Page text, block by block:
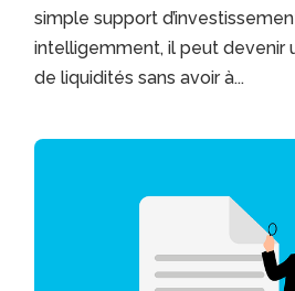
simple support
intelligemment, il peut devenir
de liquidités sans avoir à...